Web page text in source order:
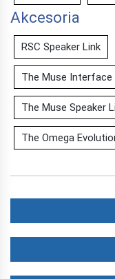
Akcesoria
RSC Speaker Link
The Muse Interface
The Muse Speaker
The Omega